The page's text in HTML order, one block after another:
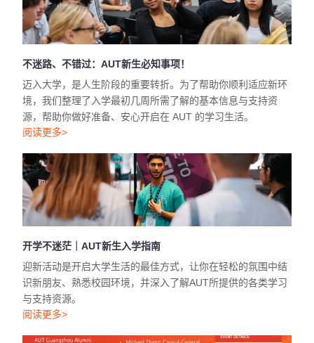
不迷路、不错过：AUT新生必知事项！
迈入大学，是人生阶段的重要转折。为了帮助你顺利适应新环
境，我们整理了入学最初几周所需了解的基本信息与支持资
源，帮助你做好准备、安心开启在 AUT 的学习生活。
阅读更多>
开学不迷茫｜AUT新生入学指南
迎新活动是开启大学生活的最佳方式，让你在轻松的氛围中结
识新朋友、熟悉校园环境，并深入了解AUT所提供的各类学习
与支持资源。
阅读更多>